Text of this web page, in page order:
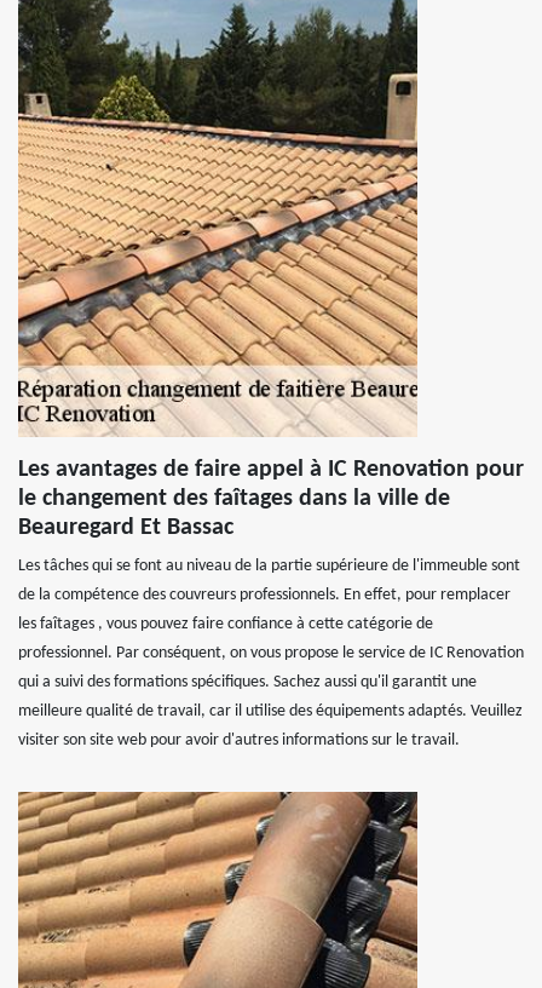
Les avantages de faire appel à IC Renovation pour
le changement des faîtages dans la ville de
Beauregard Et Bassac
Les tâches qui se font au niveau de la partie supérieure de l'immeuble sont
de la compétence des couvreurs professionnels. En effet, pour remplacer
les faîtages , vous pouvez faire confiance à cette catégorie de
professionnel. Par conséquent, on vous propose le service de IC Renovation
qui a suivi des formations spécifiques. Sachez aussi qu'il garantit une
meilleure qualité de travail, car il utilise des équipements adaptés. Veuillez
visiter son site web pour avoir d'autres informations sur le travail.